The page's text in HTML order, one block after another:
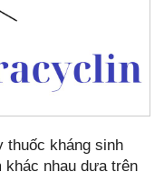
thuốc kháng sinh
khác nhau dựa trên